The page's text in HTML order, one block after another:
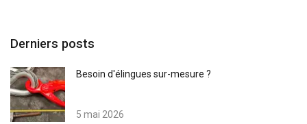
Derniers posts
Besoin d'élingues sur-mesure ?
5 mai 2026